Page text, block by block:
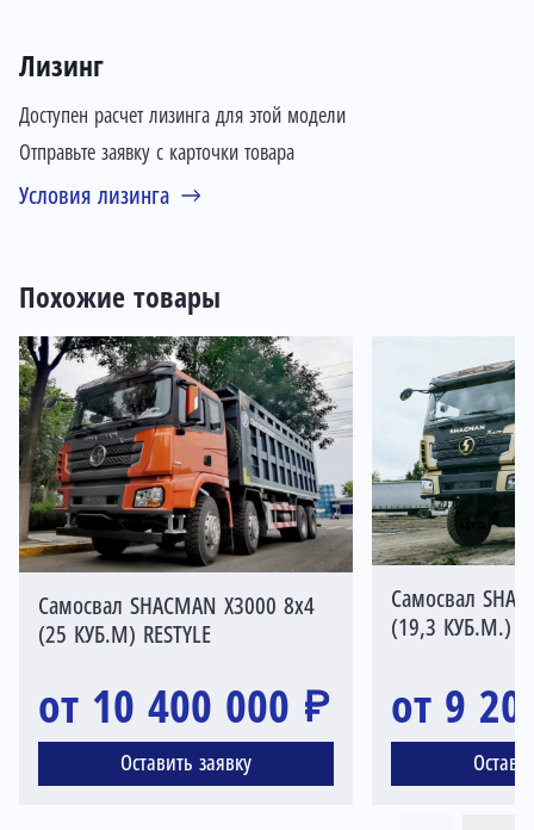
Лизинг
Доступен расчет лизинга для этой модели
Отправьте заявку с карточки товара
Условия лизинга
Похожие товары
Самосвал SHACMAN X3000 8х4
(25 КУБ.М) RESTYLE
от 10 400 000 ₽
Оставить заявку
Самосвал
(19,3 КУБ.М.)
от 9